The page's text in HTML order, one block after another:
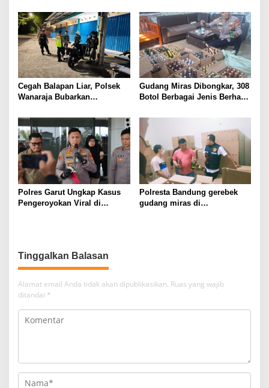
Knalpot Brong
Polisi
Cegah Balapan Liar, Polsek
Wanaraja Bubarkan
Amankan Sepeda Motor
Berknalpot Tidak Sesuai
Spesifikasi Teknis
Gudang Miras Dibongkar, 308
Botol Berbagai Jenis Berhasil
Polres Garut Ungkap Kasus
Pengeroyokan Viral di
Polresta Bandung gerebek
gudang miras di
Tinggalkan Balasan
Alamat email Anda tidak akan dipublikasikan. Ruas yang wajib
ditandai *